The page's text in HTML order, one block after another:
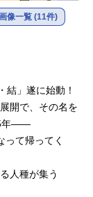
像一覧 (11件)
結」遂に始動！
開で、その名を
5年――
て帰ってく
人種が集う